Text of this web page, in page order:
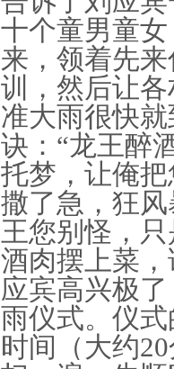
十个童男童
来，领着先
训，然后让
准大雨很快
诀：“龙王醉
托梦，让俺
撒了急，狂
王您别怪，
酒肉摆上菜
应宾高兴极
雨仪式。仪
时间（大约